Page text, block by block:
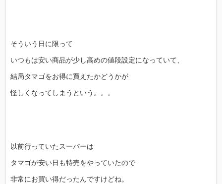
そういう日に限って
いつもは安い商品が少し高めの値段設定になっていて、
結局タマゴをお得に買えたかどうかが
怪しくなってしまうという。。。
以前行っていたスーパーは
タマゴが安い日も特売をやっていたので
非常にお買い得だったんですけどね。